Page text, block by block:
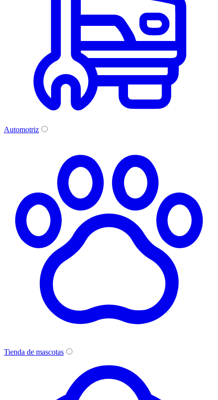
Automotriz
Tienda de mascotas